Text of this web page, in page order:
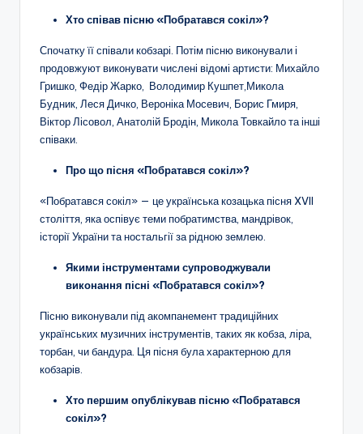
Хто співав пісню «Побратався сокіл»?
Спочатку її співали кобзарі. Потім пісню виконували і
продовжуют виконувати числені відомі артисти: Михайло
Гришко, Федір Жарко, Володимир Кушпет,Микола
Будник, Леся Дичко, Вероніка Мосевич, Борис Гмиря,
Віктор Лісовол, Анатолій Бродін, Микола Товкайло та інші
співаки.
Про що пісня «Побратався сокіл»?
«Побратався сокіл» — це українська козацька пісня XVII
століття, яка оспівує теми побратимства, мандрівок,
історії України та ностальгії за рідною землею.
Якими інструментами супроводжували
виконання пісні «Побратався сокіл»?
Пісню виконували під акомпанемент традиційних
українських музичних інструментів, таких як кобза, ліра,
торбан, чи бандура. Ця пісня була характерною для
кобзарів.
Хто першим опублікував пісню «Побратався
сокіл»?